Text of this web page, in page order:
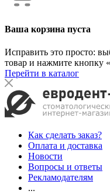
Ваша корзина пуста
Исправить это просто:
товар и нажмите кнопку
Перейти в каталог
Как сделать заказ?
Оплата и доставка
Новости
Вопросы и ответы
Рекламодателям
...